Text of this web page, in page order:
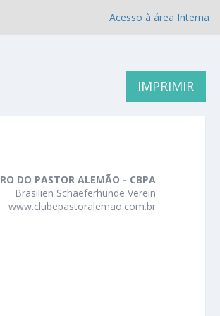
Acesso à área Interna
IMPRIMIR
DO PASTOR ALEMÃO - CBPA
Brasilien Schaeferhunde Verein
www.clubepastoralemao.com.br